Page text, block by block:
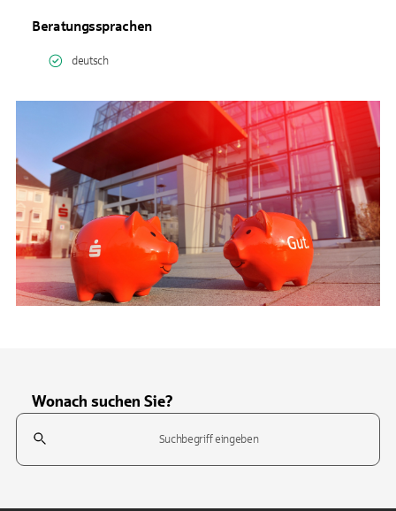
Beratungssprachen
deutsch
Wonach suchen Sie?
Suchfeld